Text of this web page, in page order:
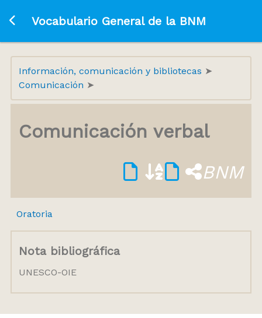
Ir a la página principal
Vocabulario General de la BNM
Información, comunicación y bibliotecas
Comunicación
Comunicación verbal
BNM
Oratoria
Nota bibliográfica
UNESCO-OIE